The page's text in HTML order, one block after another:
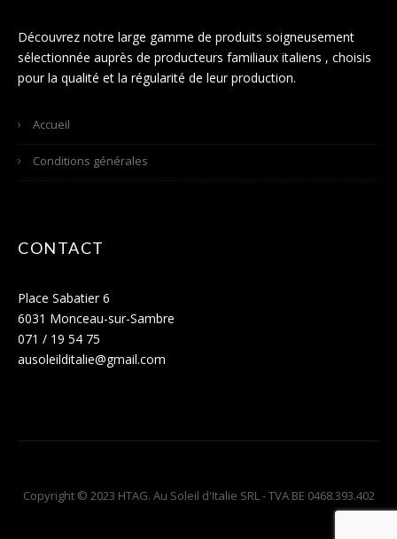
Découvrez notre large gamme de produits soigneusement
sélectionnée auprès de producteurs familiaux italiens , choisis
pour la qualité et la régularité de leur production.
Accueil
Conditions générales
CONTACT
Place Sabatier 6
6031 Monceau-sur-Sambre
071 / 19 54 75
ausoleilditalie@gmail.com
Copyright © 2023 HTAG. Au Soleil d'Italie SRL - TVA BE 0468.393.402